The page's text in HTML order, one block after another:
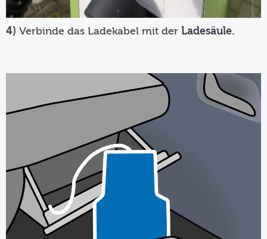
4) Verbinde das Ladekabel mit der Ladesäule.